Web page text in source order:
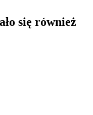
się również